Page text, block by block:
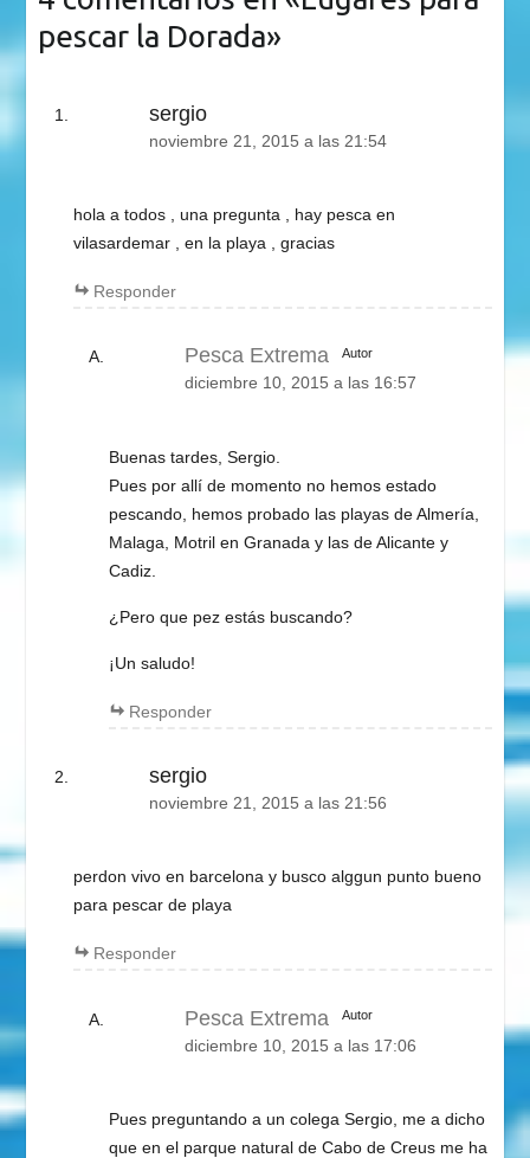
pescar la Dorada»
sergio
noviembre 21, 2015 a las 21:54
hola a todos , una pregunta , hay pesca en
vilasardemar , en la playa , gracias
Responder
Pesca Extrema Autor
diciembre 10, 2015 a las 16:57
Buenas tardes, Sergio.
Pues por allí de momento no hemos estado
pescando, hemos probado las playas de Almería,
Malaga, Motril en Granada y las de Alicante y
Cadiz.
¿Pero que pez estás buscando?
¡Un saludo!
Responder
sergio
noviembre 21, 2015 a las 21:56
perdon vivo en barcelona y busco alggun punto bueno
para pescar de playa
Responder
Pesca Extrema Autor
diciembre 10, 2015 a las 17:06
Pues preguntando a un colega Sergio, me a dicho
que en el parque natural de Cabo de Creus me ha